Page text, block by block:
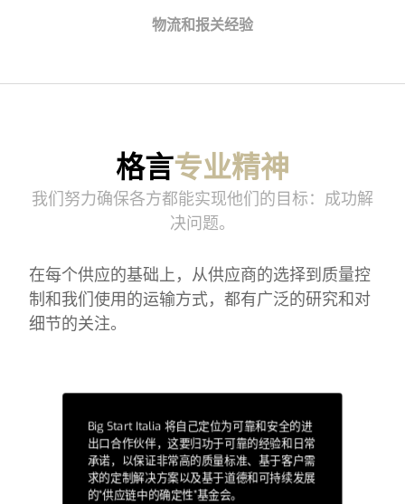
物流和报关经验
格言专业精神
我们努力确保各方都能实现他们的目标：成功解
决问题。
在每个供应的基础上，从供应商的选择到质量控
制和我们使用的运输方式，都有广泛的研究和对
细节的关注。
Big Start Italia 将自己定位为可靠和安全的进
出口合作伙伴，这要归功于可靠的经验和日常
承诺，以保证非常高的质量标准、基于客户需
求的定制解决方案以及基于道德和可持续发展
的“供应链中的确定性”基金会。